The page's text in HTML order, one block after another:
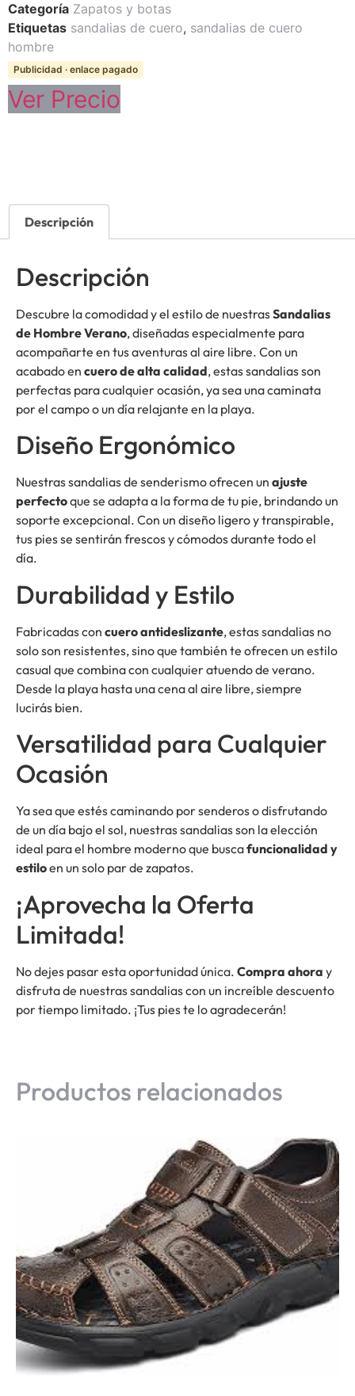
Categoría Zapatos y botas
Etiquetas sandalias de cuero, sandalias de cuero
hombre
Publicidad · enlace pagado
Ver Precio
Descripción
Descripción
Descubre la comodidad y el estilo de nuestrasSandalias
de Hombre Verano, diseñadas especialmente para
acompañarte en tus aventuras al aire libre. Con un
acabado en cuero de alta calidad, estas sandalias son
perfectas para cualquier ocasión, ya sea una caminata
por el campo o un día relajante en la playa.
Diseño Ergonómico
Nuestras sandalias de senderismo ofrecen un ajuste
perfectoque se adapta a la forma de tu pie, brindando un
soporte excepcional. Con un diseño ligero y transpirable,
tus pies se sentirán frescos y cómodos durante todo el
día.
Durabilidad y Estilo
Fabricadas con cuero antideslizante, estas sandalias no
solo son resistentes, sino que también te ofrecen un estilo
casual que combina con cualquier atuendo de verano.
Desde la playa hasta una cena al aire libre, siempre
lucirás bien.
Versatilidad para Cualquier
Ocasión
Ya sea que estés caminando por senderos o disfrutando
de un día bajo el sol, nuestras sandalias son la elección
ideal para el hombre moderno que buscafuncionalidad y
estiloen un solo par de zapatos.
¡Aprovecha la Oferta
Limitada!
No dejes pasar esta oportunidad única. Compra ahora y
disfruta de nuestras sandalias con un increíble descuento
por tiempo limitado. ¡Tus pies te lo agradecerán!
Productos relacionados